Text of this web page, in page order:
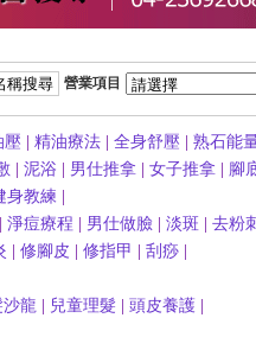
營業項目
壓 精油療法 全身舒壓 熟石能
泥浴 男仕推拿 女子推拿 腳
身教練
淨痘療程 男仕做臉 淡斑 去粉
修腳皮 修指甲 刮痧
沙龍 兒童理髮 頭皮養護